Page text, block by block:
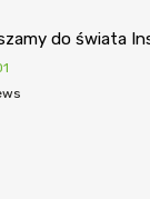
do świata